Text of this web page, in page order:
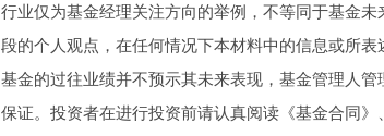
行业仅为基金经理关注方向的举例，不等同于基金
段的个人观点，在任何情况下本材料中的信息或所表
基金的过往业绩并不预示其未来表现，基金管理人
保证。投资者在进行投资前请认真阅读《基金合同